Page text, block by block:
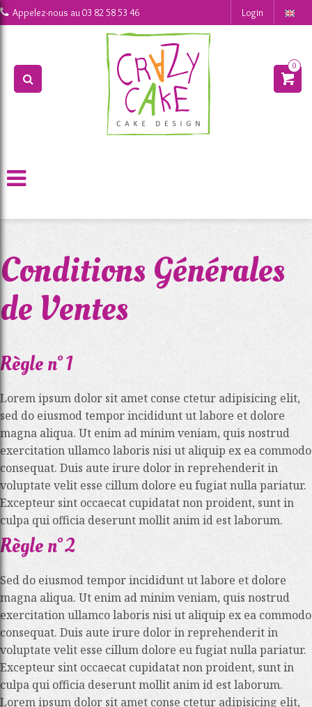
0 Appelez-nous au03 82 58 53 46 Login
0
Conditions Générales
de Ventes
Règle n° 1
Lorem ipsum dolor sit amet conse ctetur adipisicing elit,
sed do eiusmod tempor incididunt ut labore et dolore
magna aliqua. Ut enim ad minim veniam, quis nostrud
exercitation ullamco laboris nisi ut aliquip ex ea commodo
consequat. Duis aute irure dolor in reprehenderit in
voluptate velit esse cillum dolore eu fugiat nulla pariatur.
Excepteur sint occaecat cupidatat non proident, sunt in
culpa qui officia deserunt mollit anim id est laborum.
Règle n° 2
Sed do eiusmod tempor incididunt ut labore et dolore
magna aliqua. Ut enim ad minim veniam, quis nostrud
exercitation ullamco laboris nisi ut aliquip ex ea commodo
consequat. Duis aute irure dolor in reprehenderit in
voluptate velit esse cillum dolore eu fugiat nulla pariatur.
Excepteur sint occaecat cupidatat non proident, sunt in
culpa qui officia deserunt mollit anim id est laborum.
Lorem ipsum dolor sit amet conse ctetur adipisicing elit,